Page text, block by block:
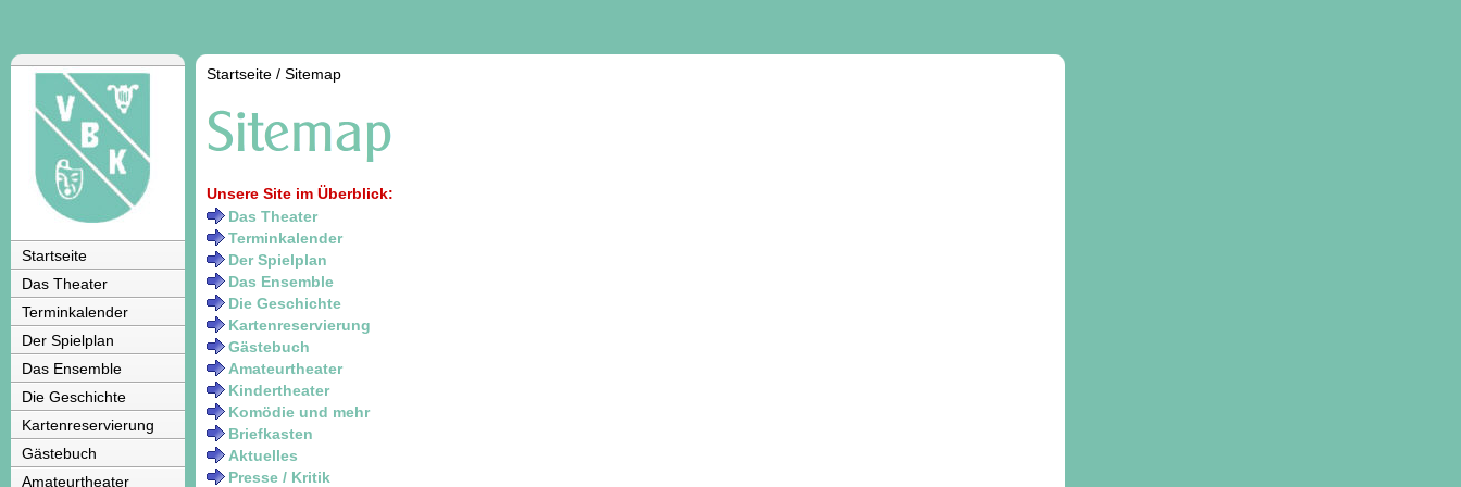
Startseite
Das Theater
Terminkalender
Der Spielplan
Das Ensemble
Die Geschichte
Kartenreservierung
Gästebuch
Amateurtheater
Startseite / Sitemap
Unsere Site im Überblick:
Das Theater
Terminkalender
Der Spielplan
Das Ensemble
Die Geschichte
Kartenreservierung
Gästebuch
Amateurtheater
Kindertheater
Komödie und mehr
Briefkasten
Aktuelles
Presse / Kritik